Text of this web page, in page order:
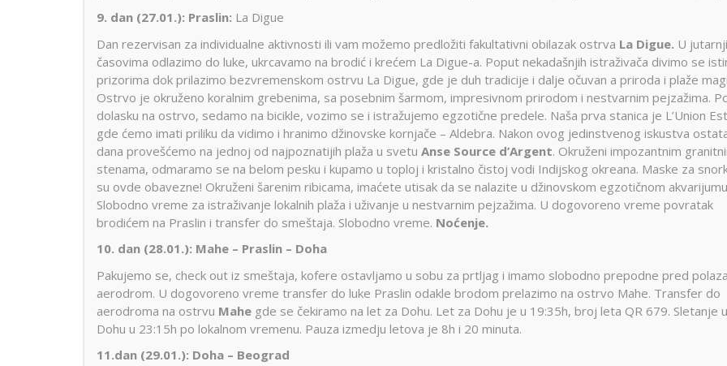
9. dan (27.01.): Praslin: La Digue
Dan rezervisan za individualne aktivnosti ili vam možemo predložiti fakultativni obilazak ostrva La Digue. U
časovima odlazimo do luke, ukrcavamo na brodić i krećem La Digue-a. Poput nekadašnjih istraživača divimo se
prizorima dok prilazimo bezvremenskom ostrvu La Digue, gde je duh tradicije i dalje očuvan a priroda i plaže
Ostrvo je okruženo koralnim grebenima, sa posebnim šarmom, impresivnom prirodom i nestvarnim pejzažima.
dolasku na ostrvo, sedamo na bicikle, vozimo se i istražujemo egzotične predele. Naša prva stanica je L’Union
gde ćemo imati priliku da vidimo i hranimo džinovske kornjače – Aldebra. Nakon ovog jedinstvenog iskustva
dana provešćemo na jednoj od najpoznatijih plaža u svetu Anse Source d’Argent. Okruženi impozantnim
stenama, odmaramo se na belom pesku i kupamo u toploj i kristalno čistoj vodi Indijskog okreana. Maske za
su ovde obavezne! Okruženi šarenim ribicama, imaćete utisak da se nalazite u džinovskom egzotičnom
Slobodno vreme za istraživanje lokalnih plaža i uživanje u nestvarnim pejzažima. U dogovoreno vreme povratak
brodićem na Praslin i transfer do smeštaja. Slobodno vreme. Noćenje.
10. dan (28.01.): Mahe – Praslin – Doha
Pakujemo se, check out iz smeštaja, kofere ostavljamo u sobu za prtljag i imamo slobodno prepodne pred
aerodrom. U dogovoreno vreme transfer do luke Praslin odakle brodom prelazimo na ostrvo Mahe. Transfer do
aerodroma na ostrvu Mahe gde se čekiramo na let za Dohu. Let za Dohu je u 19:35h, broj leta QR 679. Sletanje u
Dohu u 23:15h po lokalnom vremenu. Pauza izmedju letova je 8h i 20 minuta.
11.dan (29.01.): Doha – Beograd